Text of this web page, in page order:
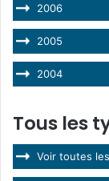
2006
2005
2004
Tous les
Voir toutes